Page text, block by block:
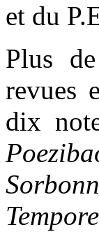
et du
Plus
revues
dix